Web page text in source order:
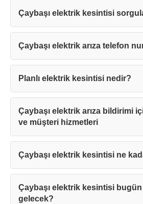
Çaybaşı elektrik kesintisi
Çaybaşı elektrik arıza telefon
Planlı elektrik kesintisi nedir?
Çaybaşı elektrik arıza bildirimi
ve müşteri hizmetleri
Çaybaşı elektrik kesintisi ne
Çaybaşı elektrik kesintisi
gelecek?